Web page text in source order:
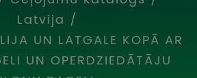
Latvija /
UN LATGALE KOPĀ AR
UN OPERDZIEDĀTĀJU